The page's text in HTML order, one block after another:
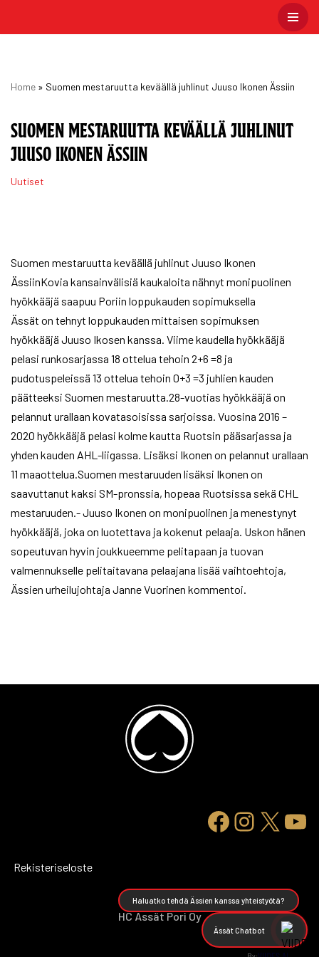
Home » Suomen mestaruutta keväällä juhlinut Juuso Ikonen Ässiin
SUOMEN MESTARUUTTA KEVÄÄLLÄ JUHLINUT
JUUSO IKONEN ÄSSIIN
Uutiset
Suomen mestaruutta keväällä juhlinut Juuso Ikonen
ÄssiinKovia kansainvälisiä kaukaloita nähnyt monipuolinen
hyökkääjä saapuu Poriin loppukauden sopimuksella
Ässät on tehnyt loppukauden mittaisen sopimuksen
hyökkääjä Juuso Ikosen kanssa. Viime kaudella hyökkääjä
pelasi runkosarjassa 18 ottelua tehoin 2+6 =8 ja
pudotuspeleissä 13 ottelua tehoin 0+3 =3 juhlien kauden
päätteeksi Suomen mestaruutta.28-vuotias hyökkääjä on
pelannut urallaan kovatasoisissa sarjoissa. Vuosina 2016 –
2020 hyökkääjä pelasi kolme kautta Ruotsin pääsarjassa ja
yhden kauden AHL-liigassa. Lisäksi Ikonen on pelannut urallaan
11 maaottelua.Suomen mestaruuden lisäksi Ikonen on
saavuttanut kaksi SM-pronssia, hopeaa Ruotsissa sekä CHL
mestaruuden.- Juuso Ikonen on monipuolinen ja menestynyt
hyökkääjä, joka on luotettava ja kokenut pelaaja. Uskon hänen
sopeutuvan hyvin joukkueemme pelitapaan ja tuovan
valmennukselle pelitaitavana pelaajana lisää vaihtoehtoja,
Ässien urheilujohtaja Janne Vuorinen kommentoi.
Rekisteriseloste
HC Ässät Pori Oy
Haluatko tehdä Ässien kanssa yhteistyötä?
Ässät Chatbot